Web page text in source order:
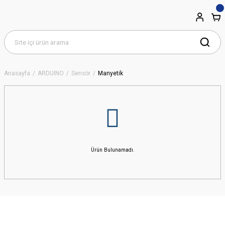
Anasayfa ARDUINO Sensör Manyetik
Ürün Bulunamadı.